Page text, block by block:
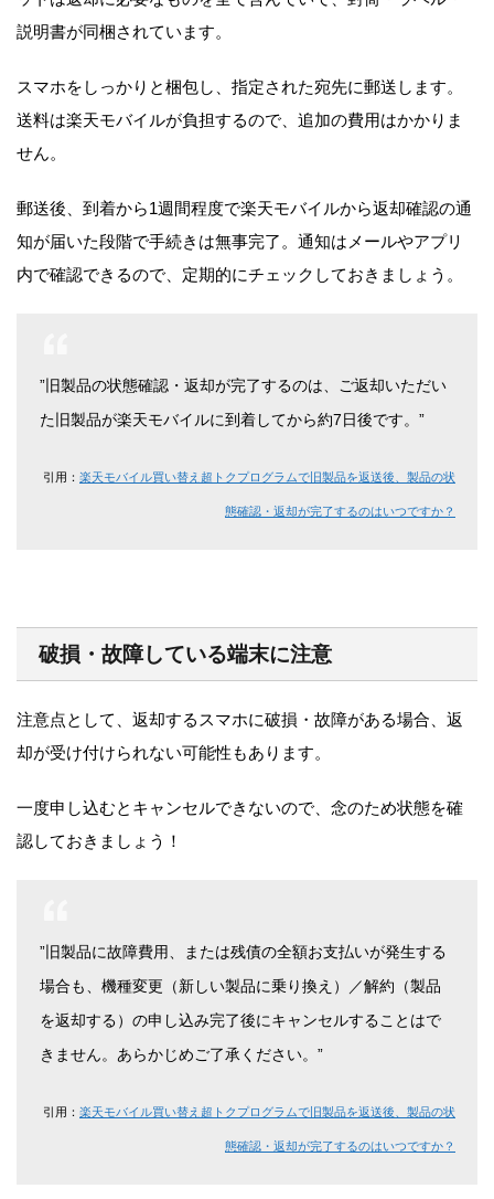
説明書が同梱されています。
スマホをしっかりと梱包し、指定された宛先に郵送します。
送料は楽天モバイルが負担するので、追加の費用はかかりま
せん。
郵送後、到着から1週間程度で楽天モバイルから返却確認の通
知が届いた段階で手続きは無事完了。通知はメールやアプリ
内で確認できるので、定期的にチェックしておきましょう。
”旧製品の状態確認・返却が完了するのは、ご返却いただい
た旧製品が楽天モバイルに到着してから約7日後です。”
引用： 楽天モバイル買い替え超トクプログラムで旧製品を返送後、製品の状
態確認・返却が完了するのはいつですか？
破損・故障している端末に注意
注意点として、返却するスマホに破損・故障がある場合、返
却が受け付けられない可能性もあります。
一度申し込むとキャンセルできないので、念のため状態を確
認しておきましょう！
”旧製品に故障費用、または残債の全額お支払いが発生する
場合も、機種変更（新しい製品に乗り換え）／解約（製品
を返却する）の申し込み完了後にキャンセルすることはで
きません。あらかじめご了承ください。”
引用： 楽天モバイル買い替え超トクプログラムで旧製品を返送後、製品の状
態確認・返却が完了するのはいつですか？